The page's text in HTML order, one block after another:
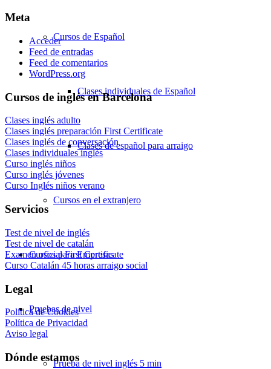
Cursos de Español
Clases individuales de Español
Clases de español para arraigo
Cursos en el extranjero
Cursos para Empresas
Pruebas de nivel
Prueba de nivel inglés 5 min
Meta
Acceder
Feed de entradas
Feed de comentarios
WordPress.org
Cursos de inglés en Barcelona
Clases inglés adulto
Clases inglés preparación First Certificate
Clases inglés de conversación
Clases individuales inglés
Curso inglés niños
Curso inglés jóvenes
Curso Inglés niños verano
Servicios
Test de nivel de inglés
Test de nivel de catalán
Examen oficial First Certificate
Curso Catalán 45 horas arraigo social
Legal
Política de Cookies
Política de Privacidad
Aviso legal
Dónde estamos